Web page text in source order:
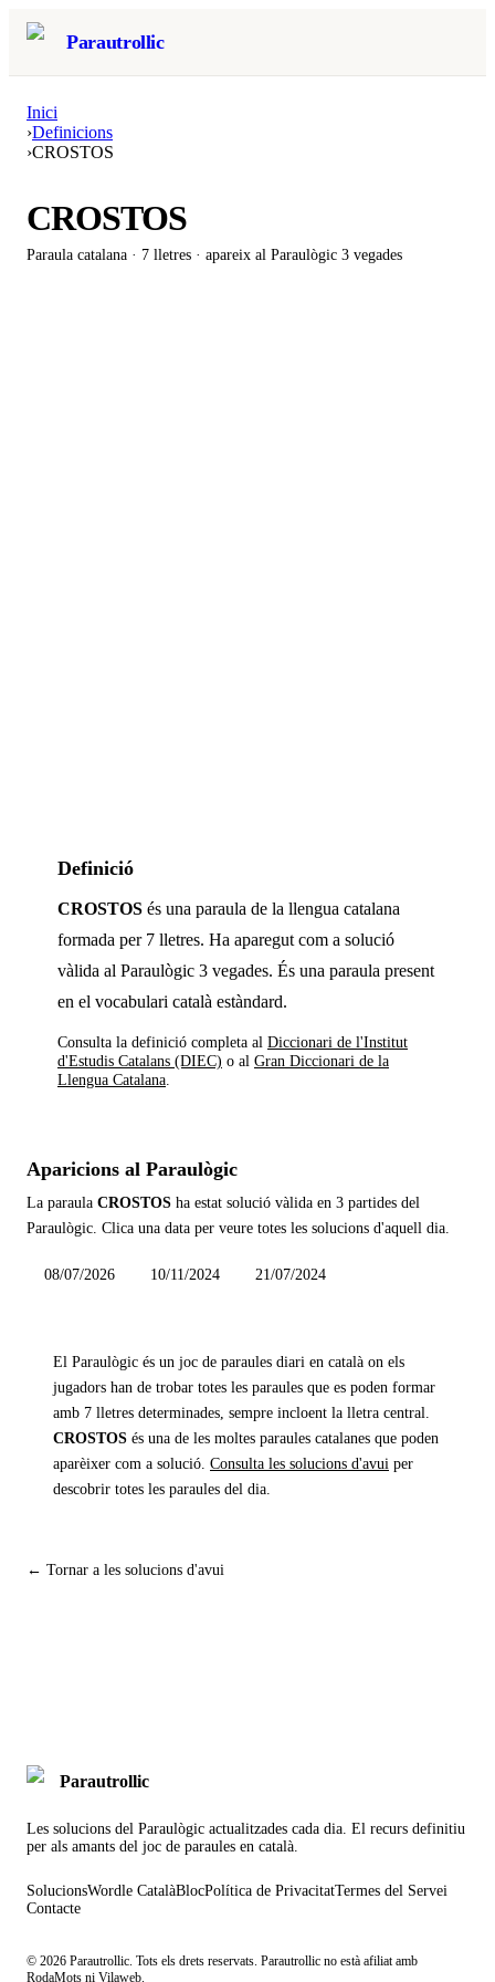
Parautrollic
Inici
›Definicions
›CROSTOS
CROSTOS
Paraula catalana · 7 lletres · apareix al Paraulògic 3 vegades
Definició
CROSTOS és una paraula de la llengua catalana
formada per 7 lletres. Ha aparegut com a solució
vàlida al Paraulògic 3 vegades. És una paraula present
en el vocabulari català estàndard.
Consulta la definició completa al Diccionari de l'Institut
d'Estudis Catalans (DIEC) o al Gran Diccionari de la
Llengua Catalana
Aparicions al Paraulògic
La paraula CROSTOS ha estat solució vàlida en 3 partides del
Paraulògic. Clica una data per veure totes les solucions d'aquell dia.
08/07/2026 10/11/2024 21/07/2024
El Paraulògic és un joc de paraules diari en català on els
jugadors han de trobar totes les paraules que es poden formar
amb 7 lletres determinades, sempre incloent la lletra central.
CROSTOS és una de les moltes paraules catalanes que poden
aparèixer com a solució. Consulta les solucions d'avui per
descobrir totes les paraules del dia.
← Tornar a les solucions d'avui
Parautrollic
Les solucions del Paraulògic actualitzades cada dia. El recurs definitiu
per als amants del joc de paraules en català.
SolucionsWordle CatalàBlocPolítica de PrivacitatTermes del Servei
Contacte
© 2026 Parautrollic. Tots els drets reservats. Parautrollic no està afiliat amb
RodaMots ni Vilaweb.